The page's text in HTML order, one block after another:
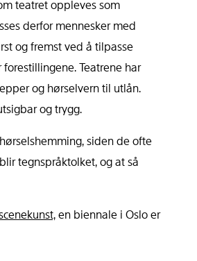
teatret oppleves som
derfor mennesker med
og fremst ved å tilpasse
Teatrene har
og hørselvern til utlån.
og trygg.
siden de ofte
tegnspråktolket, og at så
en biennale i Oslo er